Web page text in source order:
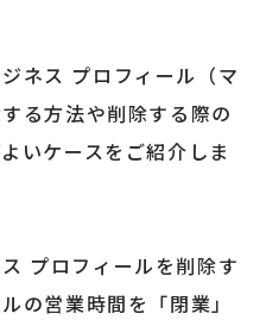
ネス プロフィール（マ
る方法や削除する際の
いケースをご紹介しま
プロフィールを削除す
の営業時間を「閉業」